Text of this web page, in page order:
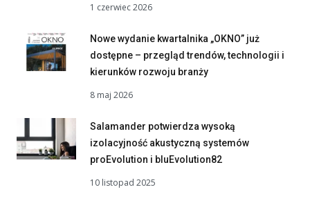
1 czerwiec 2026
Nowe wydanie kwartalnika „OKNO” już
dostępne – przegląd trendów, technologii i
kierunków rozwoju branży
8 maj 2026
Salamander potwierdza wysoką
izolacyjność akustyczną systemów
proEvolution i bluEvolution82
10 listopad 2025